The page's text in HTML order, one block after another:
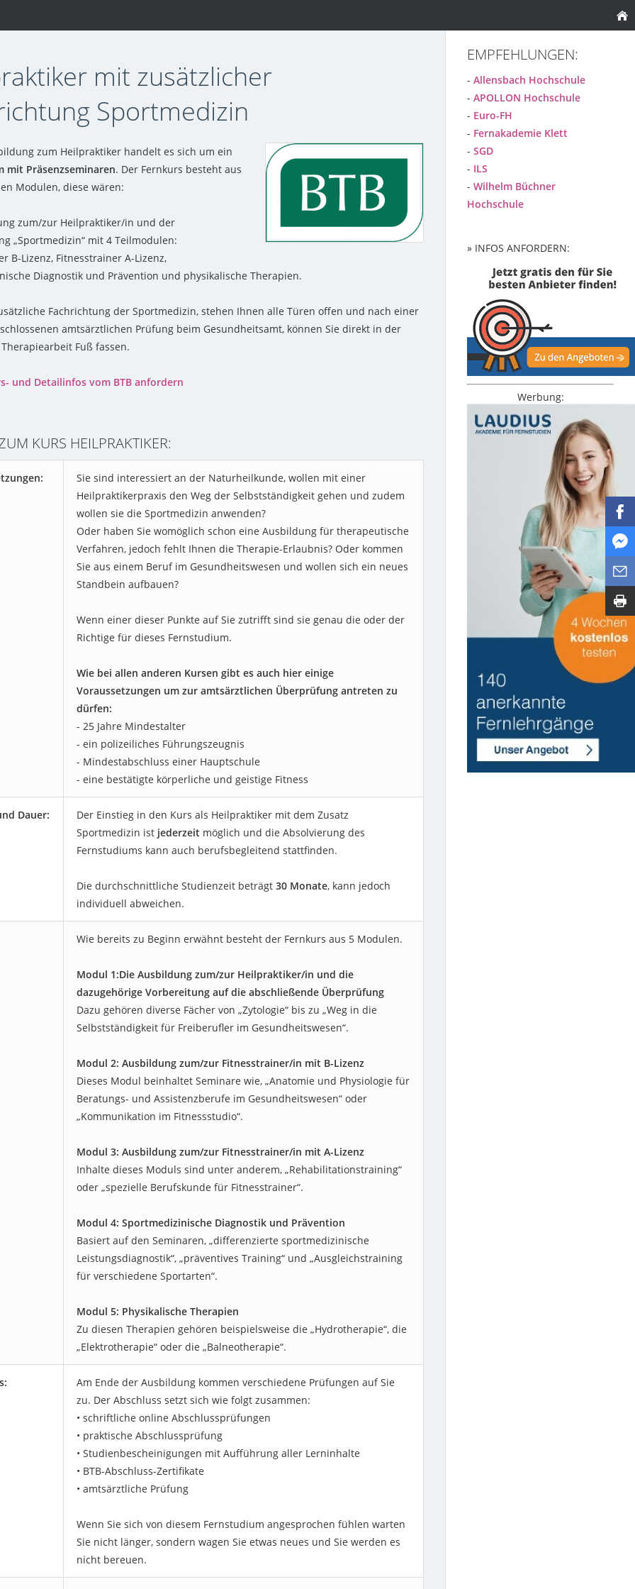
mit zusätzlicher
Sportmedizin
zum Heilpraktiker handelt es sich um ein
mit Präsenzseminaren. Der Fernkurs besteht aus
Modulen, diese wären:
zum/zur Heilpraktiker/in und der
„Sportmedizin“ mit 4 Teilmodulen:
B-Lizenz, Fitnesstrainer A-Lizenz,
Diagnostik und Prävention und physikalische Therapien.
Fachrichtung der Sportmedizin, stehen Ihnen alle Türen offen und nach einer
amtsärztlichen Prüfung beim Gesundheitsamt, können Sie direkt in der
Fuß fassen.
und Detailinfos vom BTB anfordern
KURS HEILPRAKTIKER:
Sie sind interessiert an der Naturheilkunde, wollen mit einer
Heilpraktikerpraxis den Weg der Selbstständigkeit gehen und zudem
wollen sie die Sportmedizin anwenden?
Oder haben Sie womöglich schon eine Ausbildung für therapeutische
Verfahren, jedoch fehlt Ihnen die Therapie-Erlaubnis? Oder kommen
Sie aus einem Beruf im Gesundheitswesen und wollen sich ein neues
Standbein aufbauen?
Wenn einer dieser Punkte auf Sie zutrifft sind sie genau die oder der
Richtige für dieses Fernstudium.
Wie bei allen anderen Kursen gibt es auch hier einige
Voraussetzungen um zur amtsärztlichen Überprüfung antreten zu
dürfen:
- 25 Jahre Mindestalter
- ein polizeiliches Führungszeugnis
- Mindestabschluss einer Hauptschule
- eine bestätigte körperliche und geistige Fitness
Dauer:
Der Einstieg in den Kurs als Heilpraktiker mit dem Zusatz
Sportmedizin ist jederzeit möglich und die Absolvierung des
Fernstudiums kann auch berufsbegleitend stattfinden.
Die durchschnittliche Studienzeit beträgt 30 Monate, kann jedoch
individuell abweichen.
Wie bereits zu Beginn erwähnt besteht der Fernkurs aus 5 Modulen.
Modul 1:Die Ausbildung zum/zur Heilpraktiker/in und die
dazugehörige Vorbereitung auf die abschließende Überprüfung
Dazu gehören diverse Fächer von „Zytologie“ bis zu „Weg in die
Selbstständigkeit für Freiberufler im Gesundheitswesen“.
Modul 2: Ausbildung zum/zur Fitnesstrainer/in mit B-Lizenz
Dieses Modul beinhaltet Seminare wie, „Anatomie und Physiologie für
Beratungs- und Assistenzberufe im Gesundheitswesen“ oder
„Kommunikation im Fitnessstudio“.
Modul 3: Ausbildung zum/zur Fitnesstrainer/in mit A-Lizenz
Inhalte dieses Moduls sind unter anderem, „Rehabilitationstraining“
oder „spezielle Berufskunde für Fitnesstrainer“.
Modul 4: Sportmedizinische Diagnostik und Prävention
Basiert auf den Seminaren, „differenzierte sportmedizinische
Leistungsdiagnostik“, „präventives Training“ und „Ausgleichstraining
für verschiedene Sportarten“.
Modul 5: Physikalische Therapien
Zu diesen Therapien gehören beispielsweise die „Hydrotherapie“, die
„Elektrotherapie“ oder die „Balneotherapie“.
Am Ende der Ausbildung kommen verschiedene Prüfungen auf Sie
zu. Der Abschluss setzt sich wie folgt zusammen:
• schriftliche online Abschlussprüfungen
• praktische Abschlussprüfung
• Studienbescheinigungen mit Aufführung aller Lerninhalte
• BTB-Abschluss-Zertifikate
• amtsärztliche Prüfung
Wenn Sie sich von diesem Fernstudium angesprochen fühlen warten
Sie nicht länger, sondern wagen Sie etwas neues und Sie werden es
nicht bereuen.
EMPFEHLUNGEN:
- Allensbach Hochschule
- APOLLON Hochschule
- Euro-FH
- Fernakademie Klett
- SGD
- ILS
- Wilhelm Büchner
Hochschule
» INFOS ANFORDERN:
Werbung: